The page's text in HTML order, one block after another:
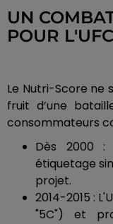
UN
POUR
Le Nutri-Score ne
fruit d’une
consommateurs
Dès 2000 :
étiquetage
projet.
2014-2015 :
"5C") et